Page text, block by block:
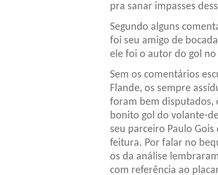
pra sanar impasses
Segundo alguns
foi seu amigo de
ele foi o autor do gol
Sem os comentários
Flande, os sempre
foram bem disputados,
bonito gol do volante-
seu parceiro Paulo
feitura. Por falar no
os da análise
com referência ao